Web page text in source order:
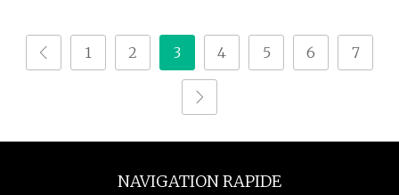
Litchfield
1 2 3 4 5 6 7
NAVIGATION RAPIDE